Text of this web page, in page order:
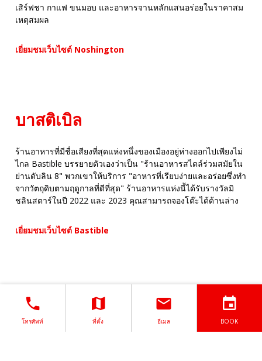
เสิร์ฟชา กาแฟ ขนมอบ และอาหารจานหลักแสนอร่อยในราคาสม
เหตุสมผล
เยี่ยมชมเว็บไซต์ Noshington
บาสติเบิล
ร้านอาหารที่มีชื่อเสียงที่สุดแห่งหนึ่งของเมืองอยู่ห่างออกไปเพียงไม่
ไกล Bastible บรรยายตัวเองว่าเป็น "ร้านอาหารสไตล์ร่วมสมัยใน
ย่านดับลิน 8" พวกเขาให้บริการ "อาหารที่เรียบง่ายและอร่อยซึ่งทำ
จากวัตถุดิบตามฤดูกาลที่ดีที่สุด" ร้านอาหารแห่งนี้ได้รับรางวัลมิ
ชลินสตาร์ในปี 2022 และ 2023 คุณสามารถจองโต๊ะได้ด้านล่าง
เยี่ยมชมเว็บไซต์ Bastible
มุมของลีโอนาร์ด
Leonard's Corner เป็นผับไอริชที่ตั้งอยู่ตรงข้ามกับ 75 The
โทรศัพท์ ที่ตั้ง อีเมล BOOK